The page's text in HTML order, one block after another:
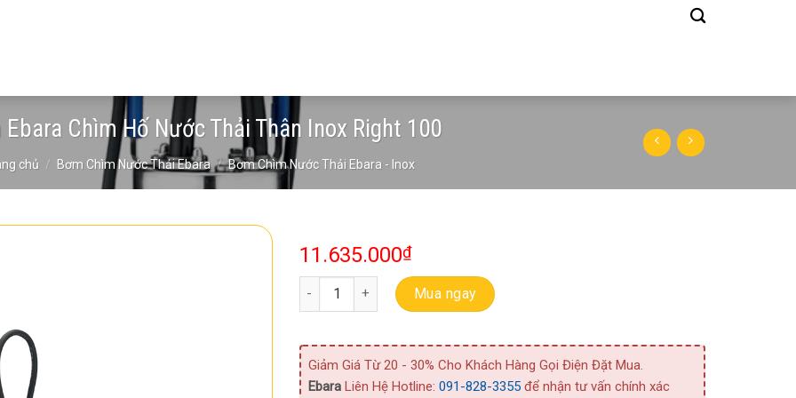
Ebara Chìm Hố Nước Thải Thân Inox Right 100
chủ / Bơm Chìm Nước Thải Ebara / Bơm Chìm Nước Thải Ebara - Inox
11.635.000₫
Bơm Ebara Chìm Hố Nước Thải Thân Inox Right 100 số lượng
Mua ngay
Giảm Giá Từ 20 - 30% Cho Khách Hàng Gọi Điện Đặt Mua.
EbaraLiên Hệ Hotline: 091-828-3355để nhận tư vấn chính xác